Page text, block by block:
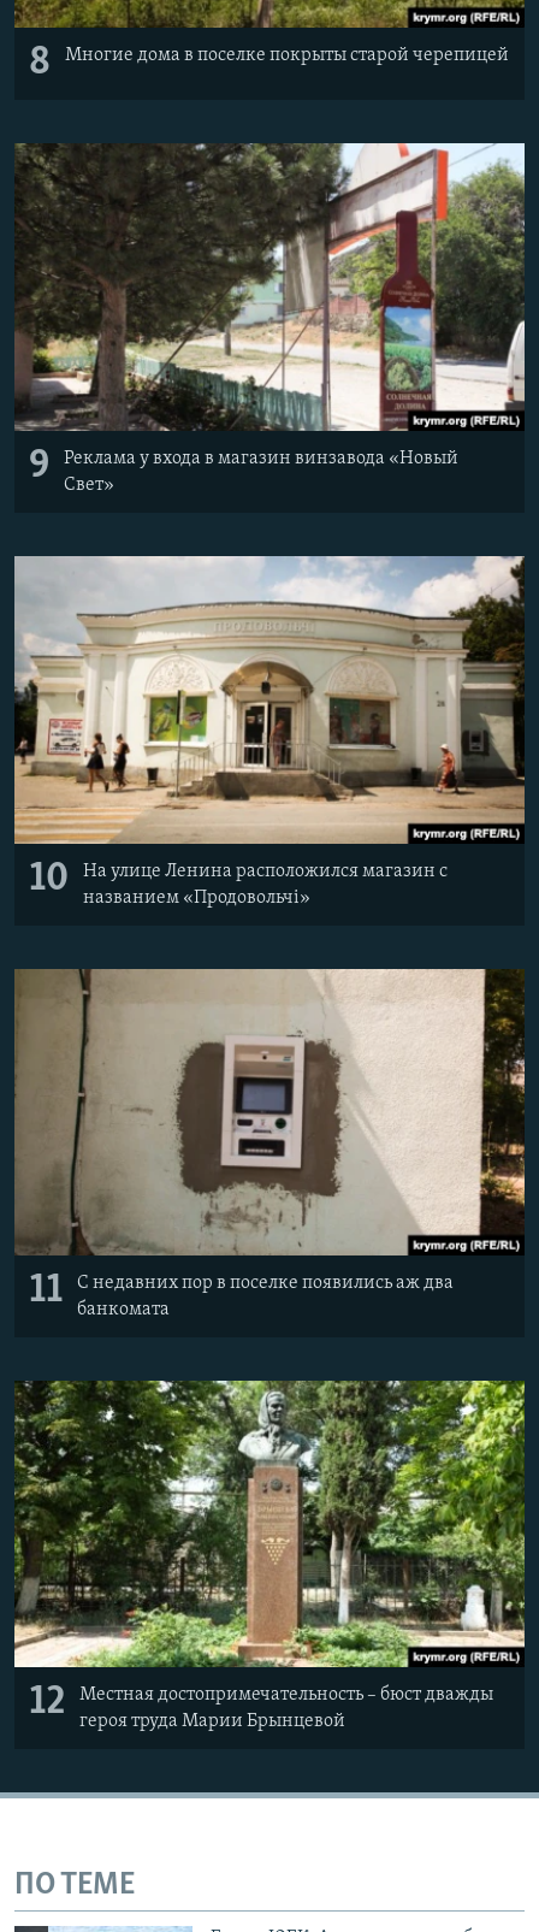
8 Многие дома в поселке покрыты старой черепицей
9
Реклама у входа в магазин винзавода «Новый
Свет»
10
На улице Ленина расположился магазин с
названием «Продовольчі»
11
С недавних пор в поселке появились аж два
банкомата
12
Местная достопримечательность – бюст дважды
героя труда Марии Брынцевой
ПО ТЕМЕ